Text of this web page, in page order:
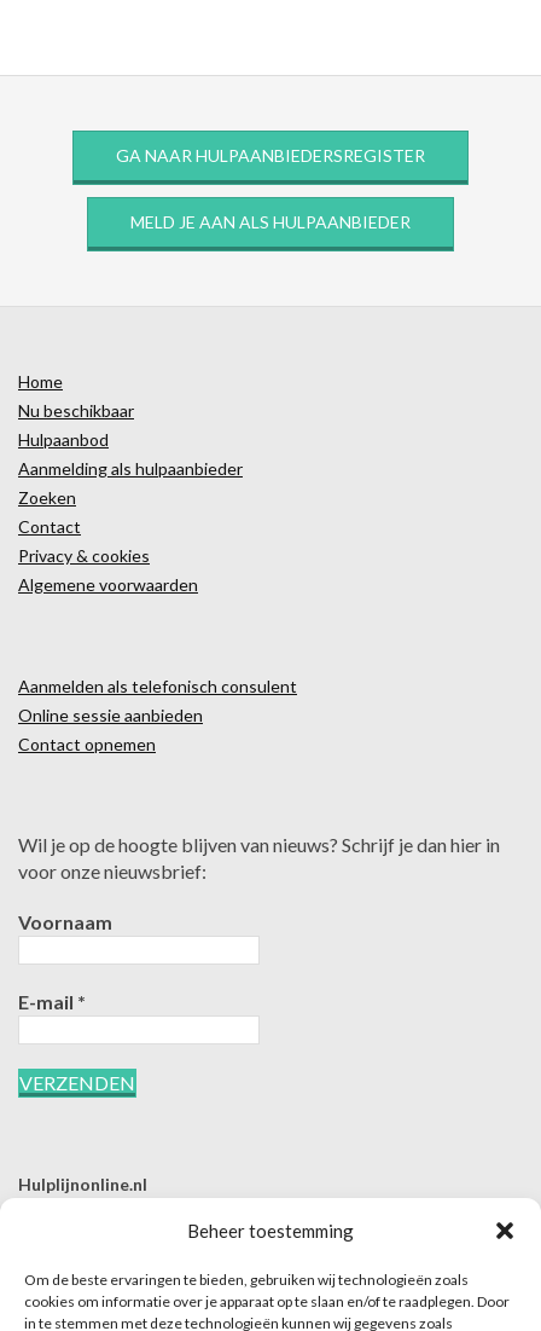
Beheer toestemming
Om de beste ervaringen te bieden, gebruiken wij technologieën zoals
cookies om informatie over je apparaat op te slaan en/of te raadplegen. Door
in te stemmen met deze technologieën kunnen wij gegevens zoals
GA NAAR HULPAANBIEDERSREGISTER
MELD JE AAN ALS HULPAANBIEDER
Home
Nu beschikbaar
Hulpaanbod
Aanmelding als hulpaanbieder
Zoeken
Contact
Privacy & cookies
Algemene voorwaarden
Aanmelden als telefonisch consulent
Online sessie aanbieden
Contact opnemen
Wil je op de hoogte blijven van nieuws? Schrijf je dan hier in
voor onze nieuwsbrief:
Voornaam
E-mail *
Hulplijnonline.nl
E | info@hulplijnonline.nl
Contactformulier
Over Hulplijnonline.nl